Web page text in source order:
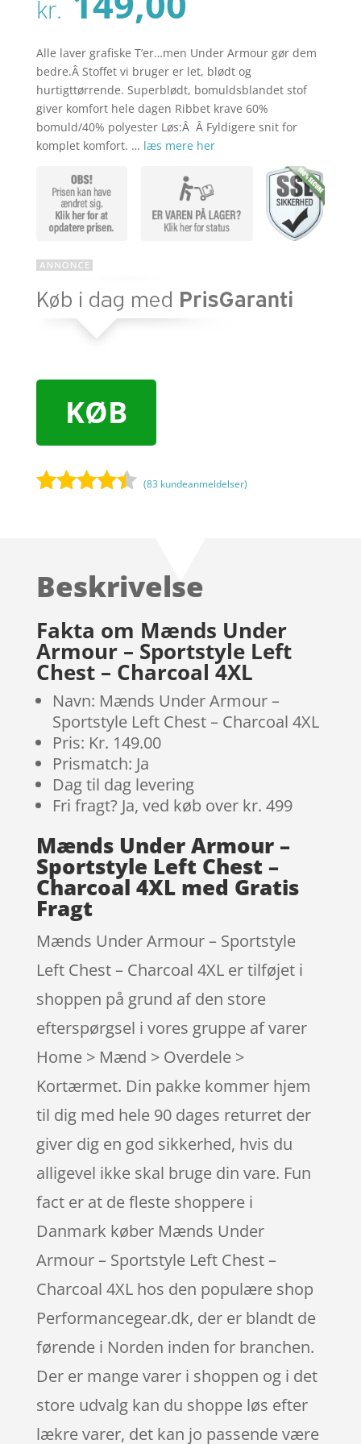
var:
kr.
kr.
pris
er:
kr.
Alle laver grafiske T’er…men Under Armour gør dem
bedre.Â Stoffet vi bruger er let, blødt og
hurtigttørrende. Superblødt, bomuldsblandet stof
giver komfort hele dagen Ribbet krave 60%
bomuld/40% polyester Løs:Â Â Fyldigere snit for
komplet komfort. … læs mere her
KØB
på
mmelser
(83 kundeanmeldelser)
Beskrivelse
Fakta om Mænds Under
Armour – Sportstyle Left
Chest – Charcoal 4XL
Navn: Mænds Under Armour –
Sportstyle Left Chest – Charcoal 4XL
Pris: Kr. 149.00
Prismatch: Ja
Dag til dag levering
Fri fragt? Ja, ved køb over kr. 499
Mænds Under Armour –
Sportstyle Left Chest –
Charcoal 4XL med Gratis
Fragt
Mænds Under Armour – Sportstyle
Left Chest – Charcoal 4XL er tilføjet i
shoppen på grund af den store
efterspørgsel i vores gruppe af varer
Home > Mænd > Overdele >
Kortærmet. Din pakke kommer hjem
til dig med hele 90 dages returret der
giver dig en god sikkerhed, hvis du
alligevel ikke skal bruge din vare. Fun
fact er at de fleste shoppere i
Danmark køber Mænds Under
Armour – Sportstyle Left Chest –
Charcoal 4XL hos den populære shop
Performancegear.dk, der er blandt de
førende i Norden inden for branchen.
Der er mange varer i shoppen og i det
store udvalg kan du shoppe løs efter
lækre varer, det kan jo passende være